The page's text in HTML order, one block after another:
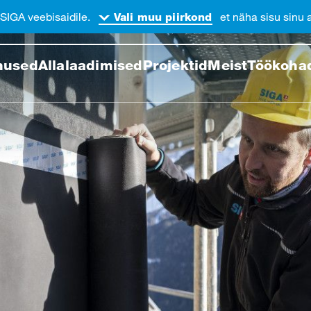
veebilehel
AllalaadimisedProjektidMeist
veebisaidile. Vali muu piirkond , et näha sisu sinu